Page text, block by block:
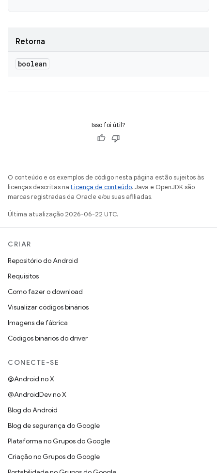
Retorna
boolean
Isso foi útil?
O conteúdo e os exemplos de código nesta página estão sujeitos às
licenças descritas na Licença de conteúdo. Java e OpenJDK são
marcas registradas da Oracle e/ou suas afiliadas.
Última atualização 2026-06-22 UTC.
CRIAR
Repositório do Android
Requisitos
Como fazer o download
Visualizar códigos binários
Imagens de fábrica
Códigos binários do driver
CONECTE-SE
@Android no X
@AndroidDev no X
Blog do Android
Blog de segurança do Google
Plataforma no Grupos do Google
Criação no Grupos do Google